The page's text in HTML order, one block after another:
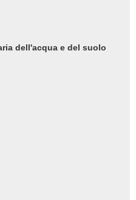
dell'acqua e del suolo